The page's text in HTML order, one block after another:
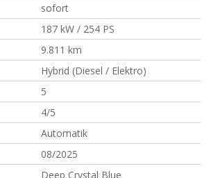
sofort
187 kW / 254 PS
9.811 km
Hybrid (Diesel / Elektro)
5
4/5
Automatik
08/2025
Deep Crystal Blue